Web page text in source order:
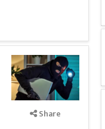
Share